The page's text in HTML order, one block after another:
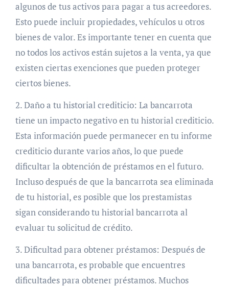
algunos de tus activos para pagar a tus acreedores.
Esto puede incluir propiedades, vehículos u otros
bienes de valor. Es importante tener en cuenta que
no todos los activos están sujetos a la venta, ya que
existen ciertas exenciones que pueden proteger
ciertos bienes.
2. Daño a tu historial crediticio: La bancarrota
tiene un impacto negativo en tu historial crediticio.
Esta información puede permanecer en tu informe
crediticio durante varios años, lo que puede
dificultar la obtención de préstamos en el futuro.
Incluso después de que la bancarrota sea eliminada
de tu historial, es posible que los prestamistas
sigan considerando tu historial bancarrota al
evaluar tu solicitud de crédito.
3. Dificultad para obtener préstamos: Después de
una bancarrota, es probable que encuentres
dificultades para obtener préstamos. Muchos